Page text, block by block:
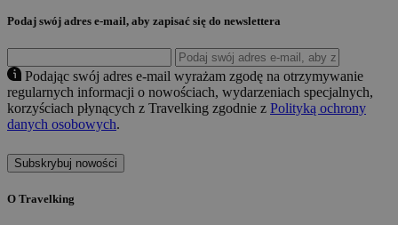
Podaj swój adres e-mail, aby zapisać się do newslettera
Podając swój adres e-mail wyrażam zgodę na otrzymywanie
regularnych informacji o nowościach, wydarzeniach specjalnych,
korzyściach płynących z Travelking zgodnie z Polityką ochrony
danych osobowych.
Subskrybuj nowości
O Travelking